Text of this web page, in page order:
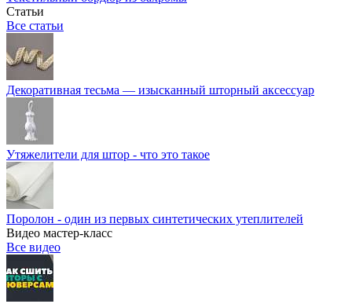
Статьи
Все статьи
Декоративная тесьма — изысканный шторный аксессуар
Утяжелители для штор - что это такое
Поролон - один из первых синтетических утеплителей
Видео мастер-класс
Все видео